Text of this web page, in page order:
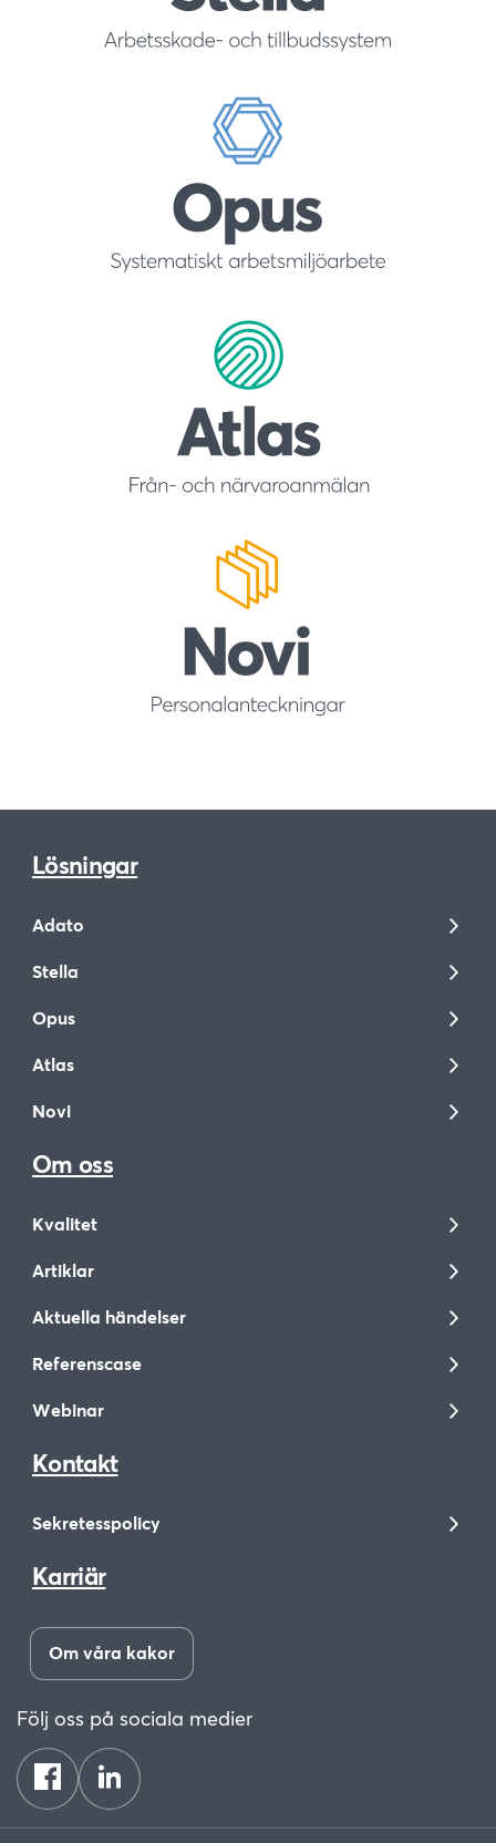
Lösningar
Adato
Stella
Opus
Atlas
Novi
Om oss
Kvalitet
Artiklar
Aktuella händelser
Referenscase
Webinar
Kontakt
Sekretesspolicy
Karriär
Om våra kakor
Följ oss på sociala medier